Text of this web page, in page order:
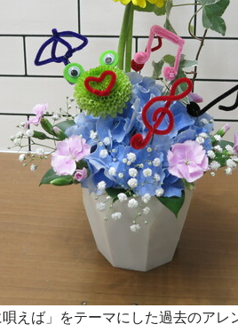
えば」をテーマにした過去のアレ